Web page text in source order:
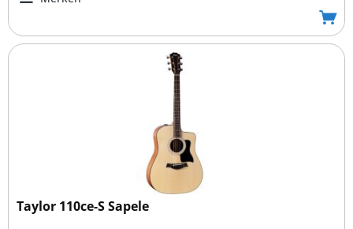
Taylor 110ce-S Sapele